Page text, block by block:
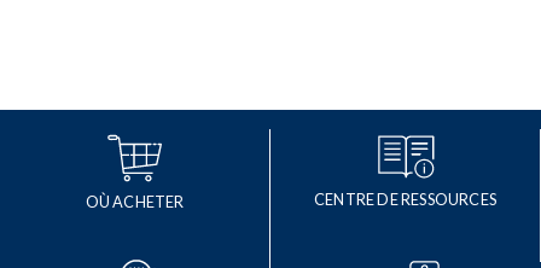
OÙ ACHETER CENTRE DE RESSOURCES